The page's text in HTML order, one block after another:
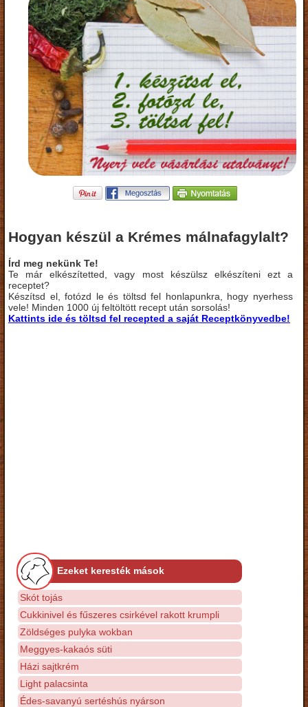
Hogyan készül a Krémes málnafagylalt?
Írd meg nekünk Te!
Te már elkészítetted, vagy most készülsz elkészíteni ezt a
receptet?
Készítsd el, fotózd le és töltsd fel honlapunkra, hogy nyerhess
vele! Minden 1000 új feltöltött recept után sorsolás!
Kattints ide és töltsd fel recepted a saját Receptkönyvedbe!
Ezeket keresték mások
Skót tojás
Cukkinivel és fűszeres csirkével rakott krumpli
Zöldséges pulyka wokban
Meggyes-kakaós süti
Házi sajtkrém
Light palacsinta
Édes-savanyú sertéshús nyárson